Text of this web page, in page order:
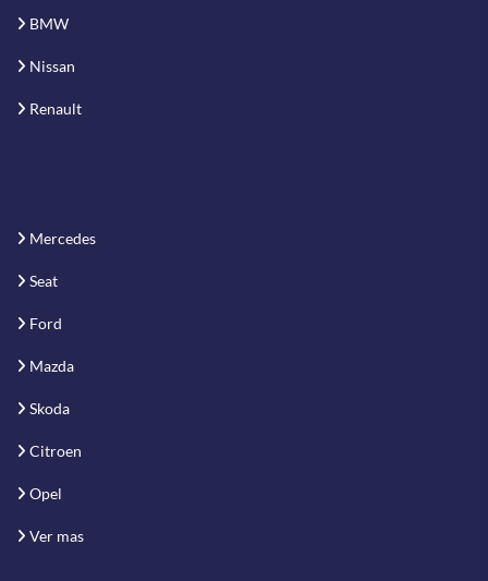
BMW
Nissan
Renault
Mercedes
Seat
Ford
Mazda
Skoda
Citroen
Opel
Ver mas